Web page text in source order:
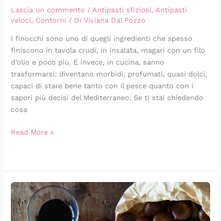
Lascia un commento /Antipasti sfiziosi,Antipasti
veloci, Contorni / DiViviana Dal Pozzo
I finocchi sono uno di quegli ingredienti che spesso
finiscono in tavola crudi, in insalata, magari con un filo
d’olio e poco più. E invece, in cucina, sanno
trasformarsi: diventano morbidi, profumati, quasi dolci,
capaci di stare bene tanto con il pesce quanto con i
sapori più decisi del Mediterraneo. Se ti stai chiedendo
cosa
Read More »
Castagne
in
friggitrice